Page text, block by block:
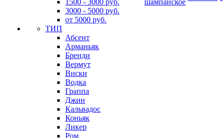
1500 - 3000 руб.
3000 - 5000 руб.
от 5000 руб.
ТИП
Абсент
Арманьяк
Бренди
Вермут
Виски
Водка
Граппа
Джин
Кальвадос
Коньяк
Ликер
Ром
шампанское